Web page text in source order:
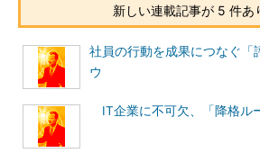
等級体系の柱を決めるうえでのポイント
ために社員が備えるべき能力をしっかりと
前回
、「あるべき事業の方向性を実現す
な能力が必要か？」という検討を行い、
スキル」「コンピテンシー」「価値観」
ることの必要性を説明しました。これら
新しい連載記事が 5 件あ
社員の行動を成果につなぐ「
ウ
IT企業に不可欠、「降格ル